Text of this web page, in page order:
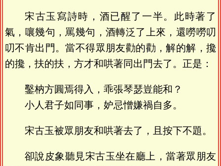
宋古玉寫詩時，酒已醒了一半。此時著了
氣，嚷幾句，罵幾句，酒轉泛了上來，還嘮嘮叨
叨不肯出門。當不得眾朋友勸的勸，解的解，攙
的攙，扶的扶，方才和哄著同出門去了。正是：
鑿枘方圓焉得入，乖張琴瑟豈能和？
小人君子如同事，妒忌憎嫌禍自多。
宋古玉被眾朋友和哄著去了，且按下不題。
卻說皮象聽見宋古玉坐在廳上，當著眾朋友